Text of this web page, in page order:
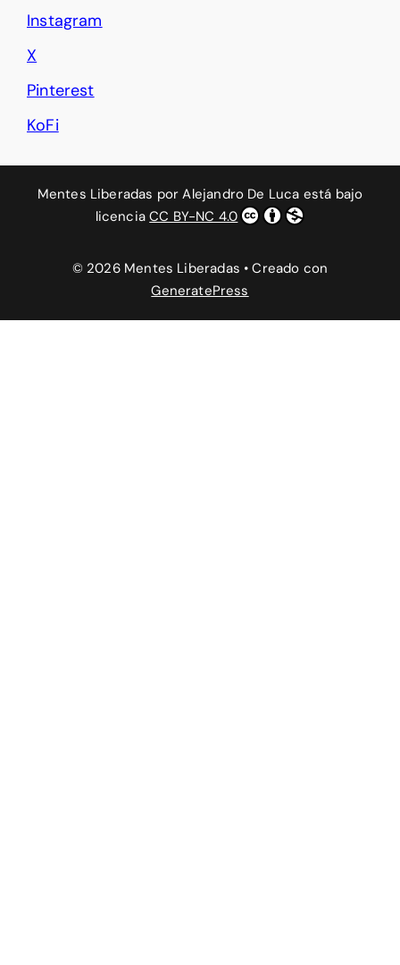
Instagram
X
Pinterest
KoFi
Mentes Liberadas porAlejandro De Luca está bajo
licenciaCC BY-NC 4.0
© 2026 Mentes Liberadas • Creado con
GeneratePress